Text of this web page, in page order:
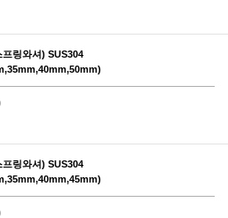
링와셔) SUS304
링와셔) SUS304